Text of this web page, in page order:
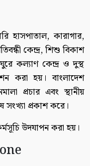
হাসপাতাল, কারাগার,
কেন্দ্র, শিশু বিকাশ
কল্যাণ কেন্দ্র ও দুস্থ
করা হয়। বাংলাদেশ
প্রচার এবং স্থানীয়
সংখ্যা প্রকাশ করে।
উদযাপন করা হয়।